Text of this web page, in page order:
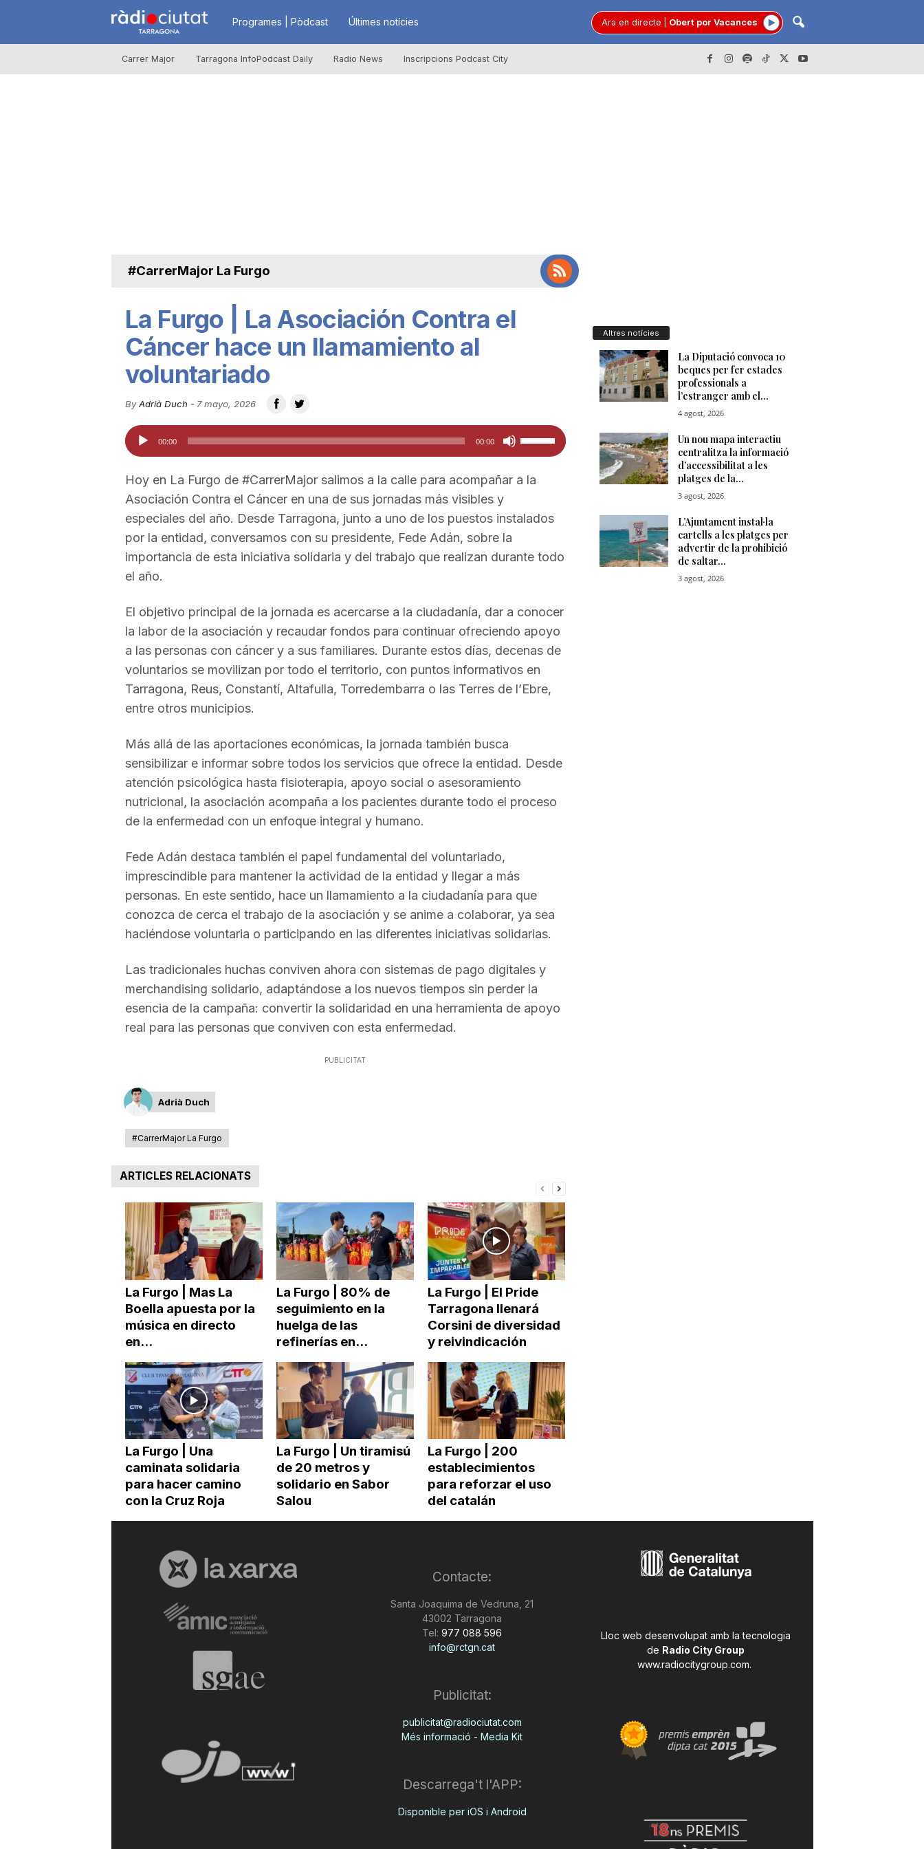
R
à
u
t
d
a
a
o
n
Programes | Pòdcast Últimes notícies Ara en directe Obert por Vacances
Carrer Major Tarragona InfoPodcast Daily Radio News Inscripcions Podcast City
#CarrerMajor La Furgo
La Furgo | La Asociación Contra el
Cáncer hace un llamamiento al
voluntariado
By Adrià Duch - 7 mayo, 2026
Reproductor
de
audio
00:00 00:00
Utiliza
las
teclas
flecha
para
disminuir
el
volumen.
Hoy en La Furgo de #CarrerMajor salimos a la calle para acompañar a la
Asociación Contra el Cáncer en una de sus jornadas más visibles y
especiales del año. Desde Tarragona, junto a uno de los puestos instalados
por la entidad, conversamos con su presidente, Fede Adán, sobre la
importancia de esta iniciativa solidaria y del trabajo que realizan durante todo
el año.
El objetivo principal de la jornada es acercarse a la ciudadanía, dar a conocer
la labor de la asociación y recaudar fondos para continuar ofreciendo apoyo
a las personas con cáncer y a sus familiares. Durante estos días, decenas de
voluntarios se movilizan por todo el territorio, con puntos informativos en
Tarragona, Reus, Constantí, Altafulla, Torredembarra o las Terres de l’Ebre,
entre otros municipios.
Más allá de las aportaciones económicas, la jornada también busca
sensibilizar e informar sobre todos los servicios que ofrece la entidad. Desde
atención psicológica hasta fisioterapia, apoyo social o asesoramiento
nutricional, la asociación acompaña a los pacientes durante todo el proceso
de la enfermedad con un enfoque integral y humano.
Fede Adán destaca también el papel fundamental del voluntariado,
imprescindible para mantener la actividad de la entidad y llegar a más
personas. En este sentido, hace un llamamiento a la ciudadanía para que
conozca de cerca el trabajo de la asociación y se anime a colaborar, ya sea
haciéndose voluntaria o participando en las diferentes iniciativas solidarias.
Las tradicionales huchas conviven ahora con sistemas de pago digitales y
merchandising solidario, adaptándose a los nuevos tiempos sin perder la
esencia de la campaña: convertir la solidaridad en una herramienta de apoyo
real para las personas que conviven con esta enfermedad.
PUBLICITAT
Adrià Duch
#CarrerMajor La Furgo
ARTICLES RELACIONATS
La Furgo | Mas La
Boella apuesta por la
música en directo
en...
La Furgo | 80% de
seguimiento en la
huelga de las
refinerías en...
La Furgo | El Pride
Tarragona llenará
Corsini de diversidad
y reivindicación
La Furgo | Una
caminata solidaria
para hacer camino
con la Cruz Roja
La Furgo | Un tiramisú
de 20 metros y
solidario en Sabor
Salou
La Furgo | 200
establecimientos
para reforzar el uso
del catalán
Altres notícies
Contacte:
Santa Joaquima de Vedruna, 21
43002 Tarragona
Tel: 977 088 596
info@rctgn.cat
Publicitat:
publicitat@radiociutat.com
Més informació - Media Kit
Descarrega't l'APP:
Disponible per iOS i Android
Lloc web desenvolupat amb la tecnologia
de Radio City Group
www.radiocitygroup.com.